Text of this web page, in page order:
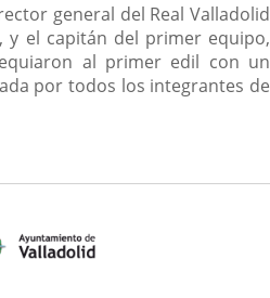
general del Real Valladolid
y el capitán del primer equipo,
al primer edil con un
por todos los integrantes de